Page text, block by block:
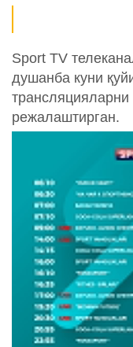
Sport TV
душанба куни
режалаштирган.